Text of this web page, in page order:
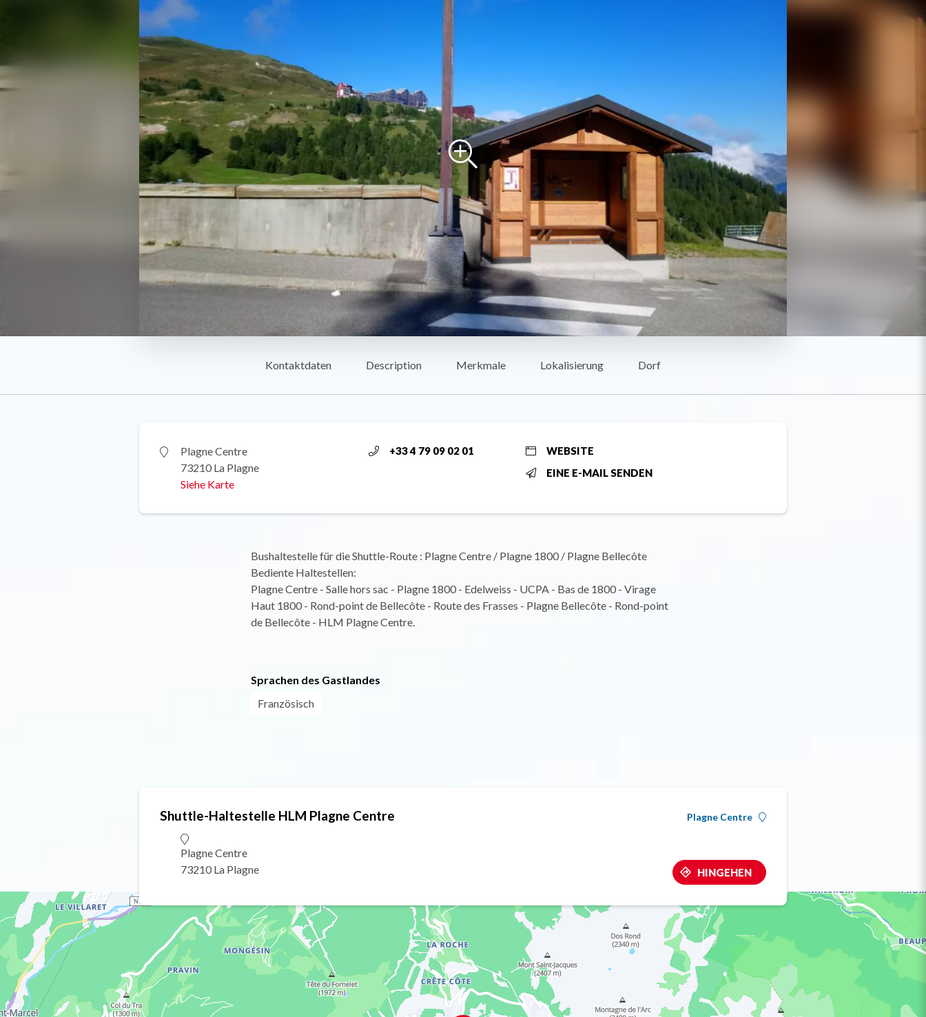
Kontaktdaten Description Merkmale Lokalisierung Dorf
Plagne Centre
73210 La Plagne
Siehe Karte
+33 4 79 09 02 01
WEBSITE
EINE E-MAIL SENDEN
Bushaltestelle für die Shuttle-Route : Plagne Centre / Plagne 1800 / Plagne Bellecôte
Bediente Haltestellen:
Plagne Centre - Salle hors sac - Plagne 1800 - Edelweiss - UCPA - Bas de 1800 - Virage
Haut 1800 - Rond-point de Bellecôte - Route des Frasses - Plagne Bellecôte - Rond-point
de Bellecôte - HLM Plagne Centre.
Sprachen des Gastlandes
Französisch
Shuttle-Haltestelle HLM Plagne Centre
Plagne Centre
73210 La Plagne
Plagne Centre
HINGEHEN